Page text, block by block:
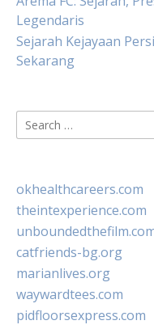
Legendaris
Sejarah Kejayaan
Sekarang
Search
for:
okhealthcareers.com
theintexperience.com
catfriends-bg.org
marianlives.org
waywardtees.com
pidfloorsexpress.com